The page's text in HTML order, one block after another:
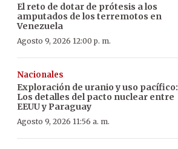
El reto de dotar de prótesis a los
amputados de los terremotos en
Venezuela
Agosto 9, 2026 12:00 p. m.
Nacionales
Exploración de uranio y uso pacífico:
Los detalles del pacto nuclear entre
EEUU y Paraguay
Agosto 9, 2026 11:56 a. m.